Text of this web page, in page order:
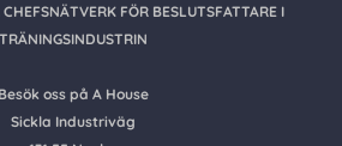
FÖR BESLUTSFATTARE I
TRÄNINGSINDUSTRIN
Besök oss på A House
Sickla Industriväg